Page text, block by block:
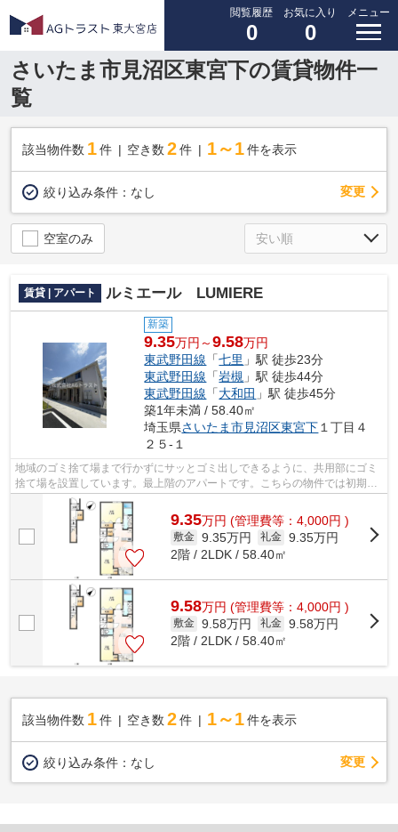
閲覧履歴
0
お気に入り
0
メニュー
さいたま市見沼区東宮下の賃貸物件一
覧
該当物件数 1件 空き数 2 件 1～1 件を表示
絞り込み条件： なし 変更
空室のみ
賃貸 | アパート ルミエール LUMIERE
新築
9.35万円～9.58万円
東武野田線 「七里 」駅 徒歩23分
東武野田線 「岩槻 」駅 徒歩44分
東武野田線 「大和田 」駅 徒歩45分
築1年未満 / 58.40㎡
埼玉県さいたま市見沼区東宮下 １丁目４
２５-１
地域のゴミ捨て場まで行かずにサッとゴミ出しできるように、共用部にゴミ
捨て場を設置しています。最上階のアパートです。こちらの物件では初期費
用をカードでお支払いいただけます。...
9.35万円 (管理費等：4,000円 )
敷金 9.35万円 礼金 9.35万円
2階 / 2LDK / 58.40㎡
9.58万円 (管理費等：4,000円 )
敷金 9.58万円 礼金 9.58万円
2階 / 2LDK / 58.40㎡
該当物件数 1件 空き数 2 件 1～1 件を表示
絞り込み条件： なし 変更